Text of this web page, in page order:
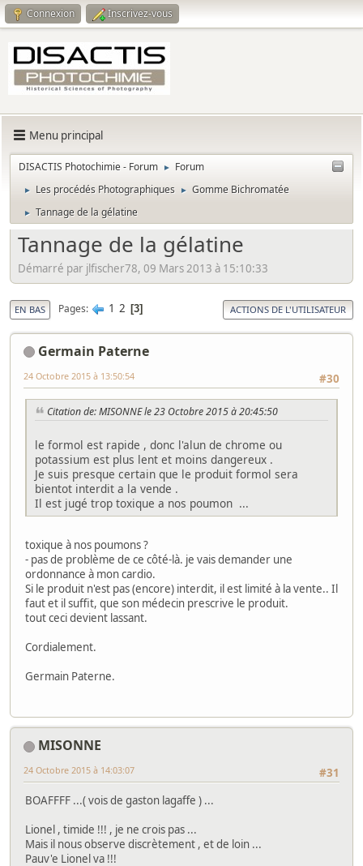
Connexion Inscrivez-vous
Menu principal
DISACTIS Photochimie - Forum ► Forum
► Les procédés Photographiques ► Gomme Bichromatée
► Tannage de la gélatine
Tannage de la gélatine
Démarré par jlfischer78, 09 Mars 2013 à 15:10:33
EN BAS Pages 1 2 3 ACTIONS DE L'UTILISATEUR
Germain Paterne
#30
24 Octobre 2015 à 13:50:54
Citation de: MISONNE le 23 Octobre 2015 à 20:45:50
le formol est rapide , donc l'alun de chrome ou
potassium est plus lent et moins dangereux .
Je suis presque certain que le produit formol sera
bientot interdit a la vende .
Il est jugé trop toxique a nos poumon ...
toxique à nos poumons ?
- pas de problème de ce côté-là. je vais demander une
ordonnance à mon cardio.
Si le produit n'est pas (encore) interdit, il est limité à la vente.. Il
faut et il suffit, que son médecin prescrive le produit.
tout ceci devient lassant.
Cordialement.
Germain Paterne.
MISONNE
#31
24 Octobre 2015 à 14:03:07
BOAFFFF ...( vois de gaston lagaffe ) ...
Lionel , timide !!! , je ne crois pas ...
Mais il nous observe discrètement , et de loin ...
Pauv'e Lionel va !!!